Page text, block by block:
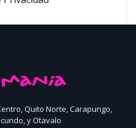
Quito Norte, Carapungo,
y Otavalo